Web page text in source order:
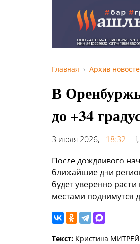
Главная Архив
В
до +34
3 июля 2026, 18:32
После дождливого
ближайшие дни
будет уверенно
местами поднимутся
Текст: Кристина